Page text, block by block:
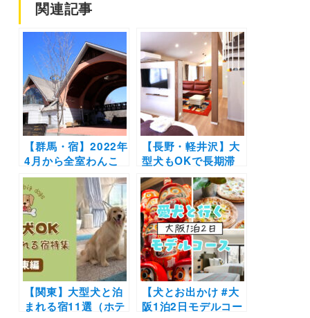
関連記事
【群馬・宿】2022年
4月から全室わんこ
OKに！ドッグラン
も増設「ゆとりろガ
ーデン北軽井沢」で
アウトドア×リゾー
トを満喫♪
【長野・軽井沢】大
型犬もOKで長期滞
在にもおすすめ！
「軽井沢 ホテルそよ
かぜ」の「エクセレ
ント・コンフォー
ト・ステイルーム」
がリニューアルオー
プン！期間限定
20％OFF
【関東】大型犬と泊
まれる宿11選（ホテ
【犬とお出かけ #大
阪1泊2日モデルコー